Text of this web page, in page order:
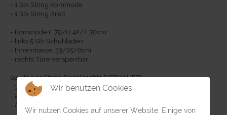
- 1 Stk String Kommode
- 1 Stk String Brett
- Kommode L 79/H 42/T 30cm
- links 5 Stk Schubladen
- Innenmasse: 33/25/6cm
- rechts Türe versperrbar
02. kleines String Regal rechts (VERKAUFT)
- 3 Original String Bretter
- 2 Wandleitern schwarz
- Achsmass 80/40/20cm
Wir benutzen Cookies
Wir nutzen Cookies auf unserer Website. Einige von